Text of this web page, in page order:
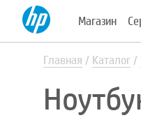
Магазин
Главная Каталог